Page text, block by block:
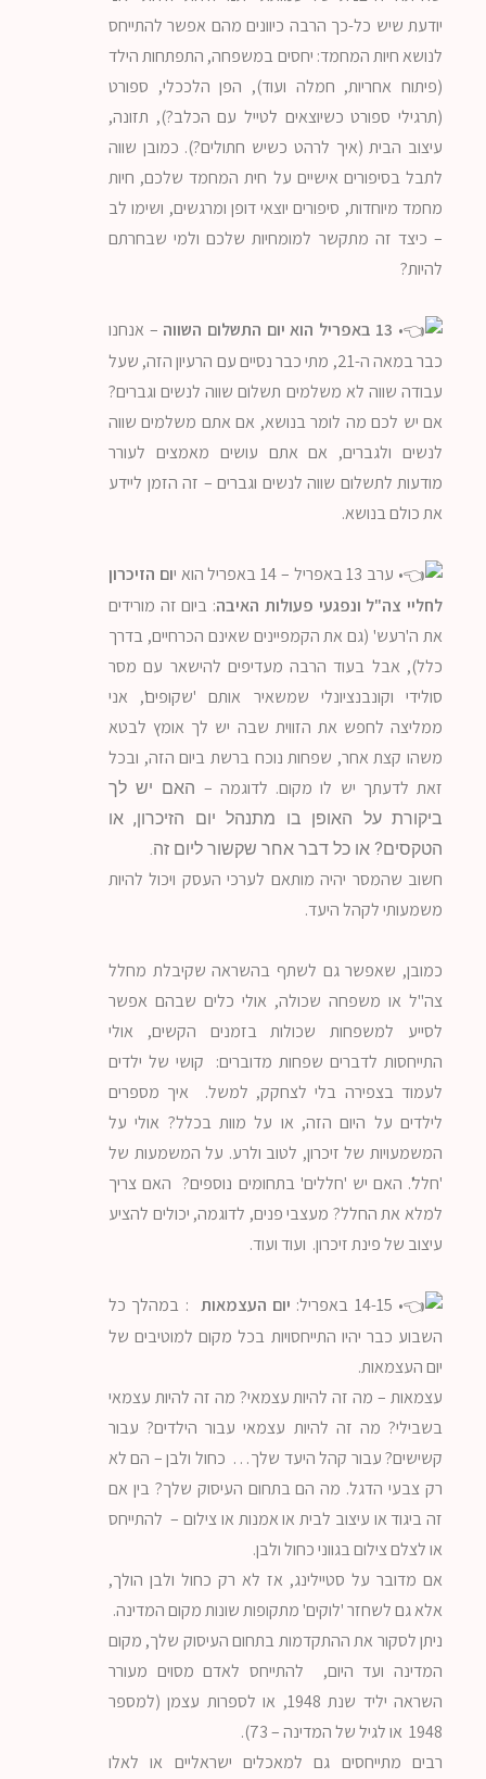
יודעת שיש כל-כך הרבה כיוונים מהם אפשר להתייחס
לנושא חיות המחמד: יחסים במשפחה, התפתחות הילד
(פיתוח אחריות, חמלה ועוד), הפן הלככלי, ספורט
(תרגילי ספורט כשיוצאים לטייל עם הכלב?), תזונה,
עיצוב הבית (איך לרהט כשיש חתולים?). כמובן שווה
לתבל בסיפורים אישיים על חית המחמד שלכם, חיות
מחמד מיוחדות, סיפורים יוצאי דופן ומרגשים, ושימו לב
– כיצד זה מתקשר למומחיות שלכם ולמי שבחרתם
להיות?
• 13 באפריל הוא יום התשלום השווה
– אנחנו
כבר במאה ה-21, מתי כבר נסיים עם הרעיון הזה, שעל
עבודה שווה לא משלמים תשלום שווה לנשים וגברים?
אם יש לכם מה לומר בנושא, אם אתם משלמים שווה
לנשים ולגברים, אם אתם עושים מאמצים לעורר
מודעות לתשלום שווה לנשים וגברים – זה הזמן ליידע
את כולם בנושא.
• ערב 13 באפריל – 14 באפריל הוא י
ום הזיכרון
לחליי צה"ל ונפגעי פעולות האיבה: ביום זה מורידים
את ה'רעש' (גם את הקמפיינים שאינם הכרחיים, בדרך
כלל), אבל בעוד הרבה מעדיפים להישאר עם מסר
סולידי וקונבנציונלי שמשאיר אותם 'שקופים', אני
ממליצה לחפש את הזווית שבה יש לך אומץ לבטא
משהו קצת אחר, שפחות נוכח ברשת ביום הזה, ובכל
זאת לדעתך יש לו מקום. לדוגמה – האם יש לך
ביקורת על האופן בו מתנהל יום הזיכרון, או
הטקסים? או כל דבר אחר שקשור ליום זה.
חשוב שהמסר יהיה מותאם לערכי העסק ויכול להיות
משמעותי לקהל היעד.
כמובן, שאפשר גם לשתף בהשראה שקיבלת מחלל
צה"ל או משפחה שכולה, אולי כלים שבהם אפשר
לסייע למשפחות שכולות בזמנים הקשים, אולי
התייחסות לדברים שפחות מדוברים: קושי של ילדים
לעמוד בצפירה בלי לצחקק, למשל. איך מספרים
לילדים על היום הזה, או על מוות בכלל? אולי על
המשמעויות של זיכרון, לטוב ולרע. על המשמעות של
'חלל'. האם יש 'חללים' בתחומים נוספים? האם צריך
למלא את החלל? מעצבי פנים, לדוגמה, יכולים להציע
עיצוב של פינת זיכרון. ועוד ועוד.
• 14-15 באפריל: יום העצמאות : במהלך כל
השבוע כבר יהיו התייחסויות בכל מקום למוטיבים של
יום העצמאות.
עצמאות – מה זה להיות עצמאי? מה זה להיות עצמאי
בשבילי? מה זה להיות עצמאי עבור הילדים? עבור
קשישים? עבור קהל היעד שלך… כחול ולבן – הם לא
רק צבעי הדגל. מה הם בתחום העיסוק שלך? בין אם
זה ביגוד או עיצוב לבית או אמנות או צילום – להתייחס
או לצלם צילום בגווני כחול ולבן.
אם מדובר על סטיילינג, אז לא רק כחול ולבן הולך,
אלא גם לשחזר 'לוקים' מתקופות שונות מקום המדינה.
ניתן לסקור את ההתקדמות בתחום העיסוק שלך, מקום
המדינה ועד היום, להתייחס לאדם מסוים מעורר
השראה יליד שנת 1948, או לספרות עצמן (למספר
1948 או לגיל של המדינה – 73).
רבים מתייחסים גם למאכלים ישראליים או לאלו